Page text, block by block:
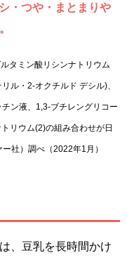
・つや・まとまりや
タミン酸リシンナトリウム
ル・2-オクチルド デシル)、
ン液、1,3-ブチレングリコー
リウム(2)の組み合わせが日
社）調べ（2022年1月）
、豆乳を長時間かけ